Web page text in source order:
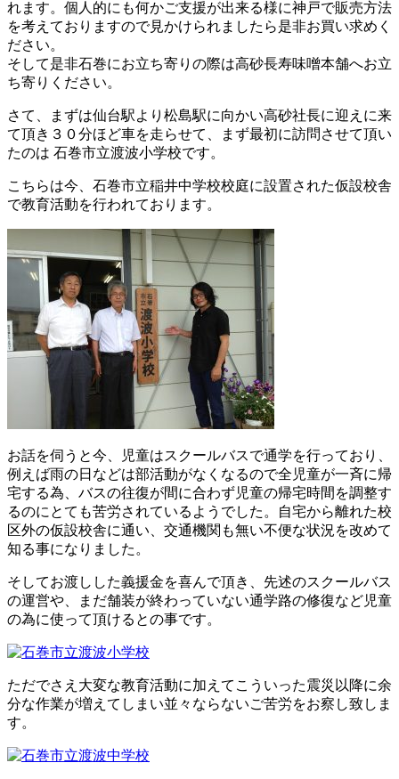
れます。個人的にも何かご支援が出来る様に神戸で販売方法
を考えておりますので見かけられましたら是非お買い求めく
ださい。
そして是非石巻にお立ち寄りの際は高砂長寿味噌本舗へお立
ち寄りください。
さて、まずは仙台駅より松島駅に向かい高砂社長に迎えに来
て頂き３０分ほど車を走らせて、まず最初に訪問させて頂い
たのは 石巻市立渡波小学校です。
こちらは今、石巻市立稲井中学校校庭に設置された仮設校舎
で教育活動を行われております。
お話を伺うと今、児童はスクールバスで通学を行っており、
例えば雨の日などは部活動がなくなるので全児童が一斉に帰
宅する為、バスの往復が間に合わず児童の帰宅時間を調整す
るのにとても苦労されているようでした。自宅から離れた校
区外の仮設校舎に通い、交通機関も無い不便な状況を改めて
知る事になりました。
そしてお渡しした義援金を喜んで頂き、先述のスクールバス
の運営や、まだ舗装が終わっていない通学路の修復など児童
の為に使って頂けるとの事です。
ただでさえ大変な教育活動に加えてこういった震災以降に余
分な作業が増えてしまい並々ならないご苦労をお察し致しま
す。